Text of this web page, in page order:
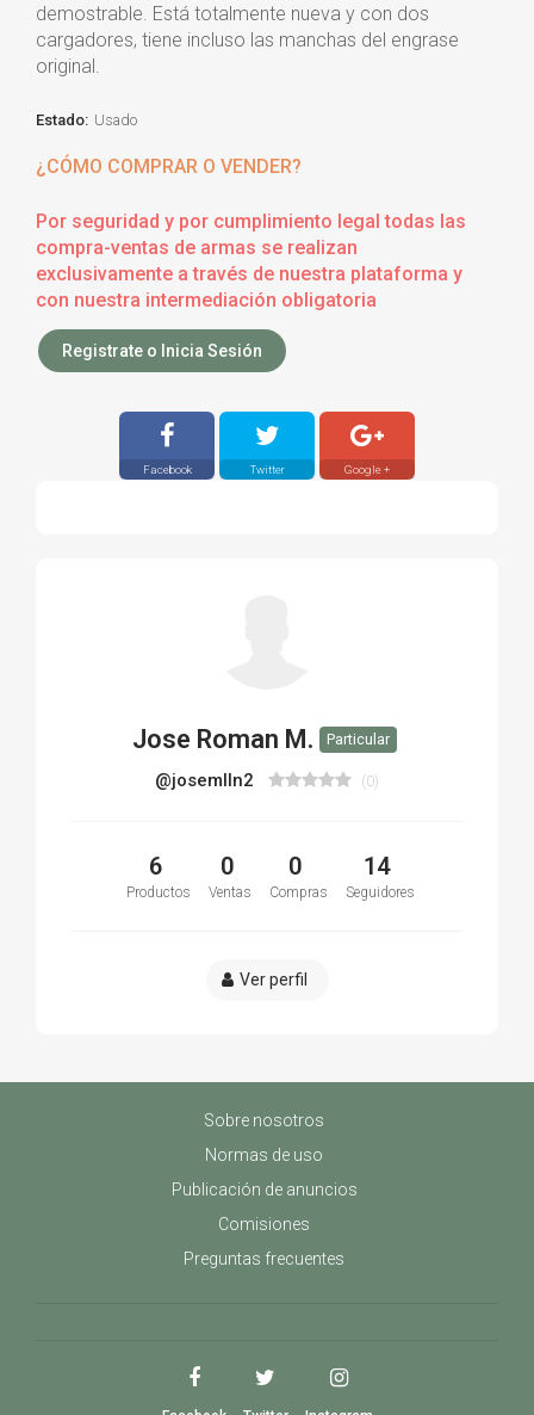
demostrable. Está totalmente nueva y con dos
cargadores, tiene incluso las manchas del engrase
original.
Estado: Usado
¿CÓMO COMPRAR O VENDER?
Por seguridad y por cumplimiento legal todas las
compra-ventas de armas se realizan
exclusivamente a través de nuestra plataforma y
con nuestra intermediación obligatoria
Registrate o Inicia Sesión
Facebook Twitter Google +
Jose Roman M. Particular
@josemlln2 (0)
6
Productos
0
Ventas
0
Compras
14
Seguidores
Ver perfil
Sobre nosotros
Normas de uso
Publicación de anuncios
Comisiones
Preguntas frecuentes